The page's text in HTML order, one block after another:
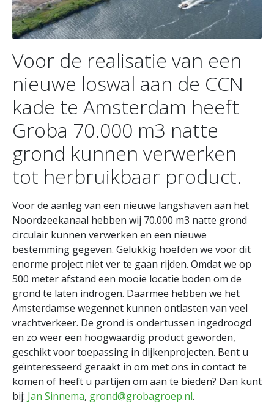
Voor de realisatie van een
nieuwe loswal aan de CCN
kade te Amsterdam heeft
Groba 70.000 m3 natte
grond kunnen verwerken
tot herbruikbaar product.
Voor de aanleg van een nieuwe langshaven aan het
Noordzeekanaal hebben wij 70.000 m3 natte grond
circulair kunnen verwerken en een nieuwe
bestemming gegeven. Gelukkig hoefden we voor dit
enorme project niet ver te gaan rijden. Omdat we op
500 meter afstand een mooie locatie boden om de
grond te laten indrogen. Daarmee hebben we het
Amsterdamse wegennet kunnen ontlasten van veel
vrachtverkeer. De grond is ondertussen ingedroogd
en zo weer een hoogwaardig product geworden,
geschikt voor toepassing in dijkenprojecten. Bent u
geïnteresseerd geraakt in om met ons in contact te
komen of heeft u partijen om aan te bieden? Dan kunt
bij: Jan Sinnema, grond@grobagroep.nl.